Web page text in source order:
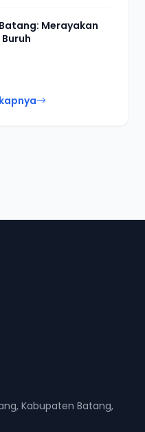
Merayakan
Kabupaten Batang,